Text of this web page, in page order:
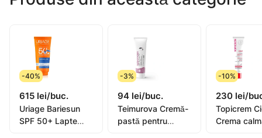
hidratează intens pielea, dând energie;
elasticității și fermității naturale;
oferă feței prospețime și frumusețe, pielea arată
tânără, îndepărtează matitatea;
masca îndepărtează și murdăria și celulele moarte.
-40%
615 lei/buc.
Uriage Bariesun
SPF 50+ Lapte
-3%
94 lei/buc.
Teimurova Cremă-
pastă pentru
-10%
230 lei/
Topicrem
Crema